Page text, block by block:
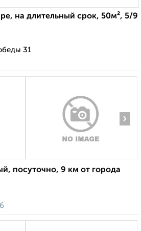
на длительный срок, 50м², 5/9
31
›
посуточно, 9 км от города